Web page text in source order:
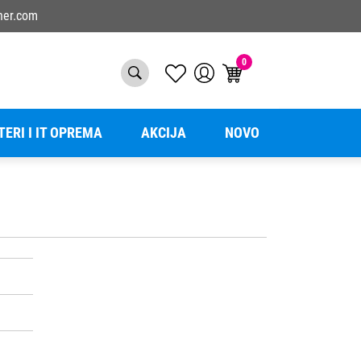
0
I IT OPREMA AKCIJA NOVO